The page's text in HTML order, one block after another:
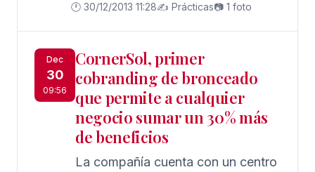
al veterinario.
🕐 30/12/2013 11:28✍️ Prácticas📷 1 foto
Dec
30
09:56
CornerSol, primer
cobranding de bronceado
que permite a cualquier
negocio sumar un 30% más
de beneficios
La compañía cuenta con un centro